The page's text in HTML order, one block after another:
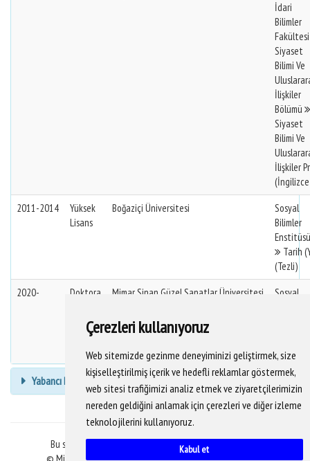
Çerezleri kullanıyoruz
Web sitemizde gezinme deneyiminizi geliştirmek, size
kişiselleştirilmiş içerik ve hedefli reklamlar göstermek,
web sitesi trafiğimizi analiz etmek ve ziyaretçilerimizin
nereden geldiğini anlamak için çerezleri ve diğer izleme
teknolojilerini kullanıyoruz.
Kabul et
İdari
Bilimler
Siyaset
Bilimi Ve
İlişkiler
Bölümü
Siyaset
Bilimi Ve
İlişkiler
2011-2014
Yüksek
Lisans
Boğaziçi Üniversitesi
Sosyal
Bilimler
Enstitüsü
Tarih
(Tezli)
2020-
Doktora Mimar Sinan Güzel Sanatlar Üniversitesi
Sosyal
Tarihi
Yabancı Dil Bilgisi
Bu sitedeki veriler YÖKSİS veritabanından alınmaktadır.